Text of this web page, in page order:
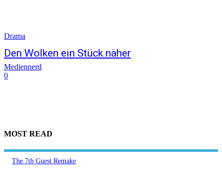
Drama
Den Wolken ein Stück näher
Mediennerd
0
MOST READ
The 7th Guest Remake